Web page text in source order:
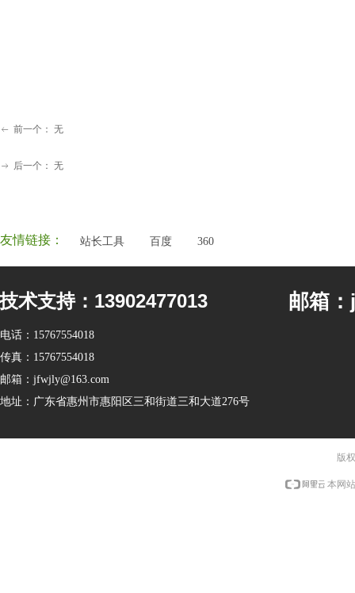
ꂃ 前一个： 无
ꁹ 后一个： 无
邮箱
技术支持：13902477013
电话： 15767554018
传真： 15767554018
邮箱： jfwjly@163.com
地址： 广东省惠州市惠阳区三和街道三和大道276号
友情链接： 站长工具 百度 360
版
本网